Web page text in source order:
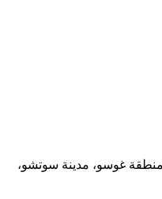
3002، شارع الشرق 424، منطقة غوسو، مدينة سوتشو،